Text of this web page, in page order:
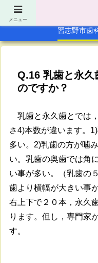
習志野市歯
Q.16 乳歯と永久
のですか？
乳歯と永久歯とでは
さ4)本数が違います。
多い。2)乳歯の方が噛
い。乳歯の奥歯では角
い事が多い。（乳歯の
歯より横幅が大きい事
右上下で２０本，永久
ります。但し，専門家
す。
メニュー